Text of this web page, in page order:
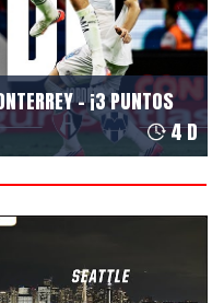
- ¡3 PUNTOS
4 D